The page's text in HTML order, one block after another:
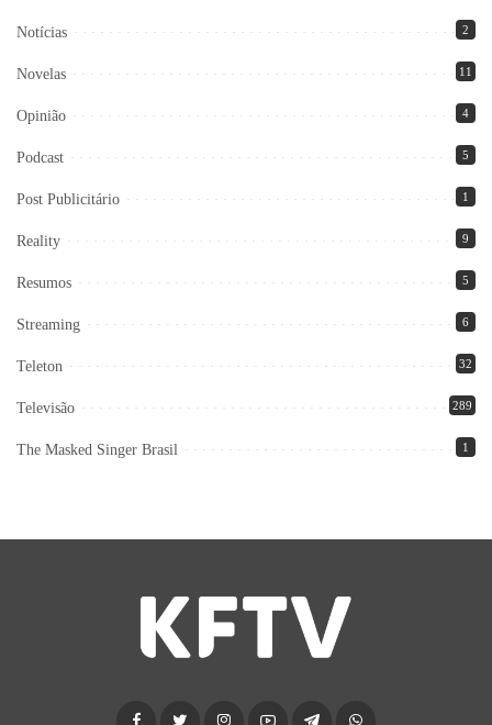
Notícias 2
Novelas 11
Opinião 4
Podcast 5
Post Publicitário 1
Reality 9
Resumos 5
Streaming 6
Teleton 32
Televisão 289
The Masked Singer Brasil 1